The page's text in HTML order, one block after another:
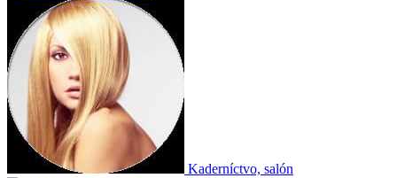
Kaderníctvo, salón